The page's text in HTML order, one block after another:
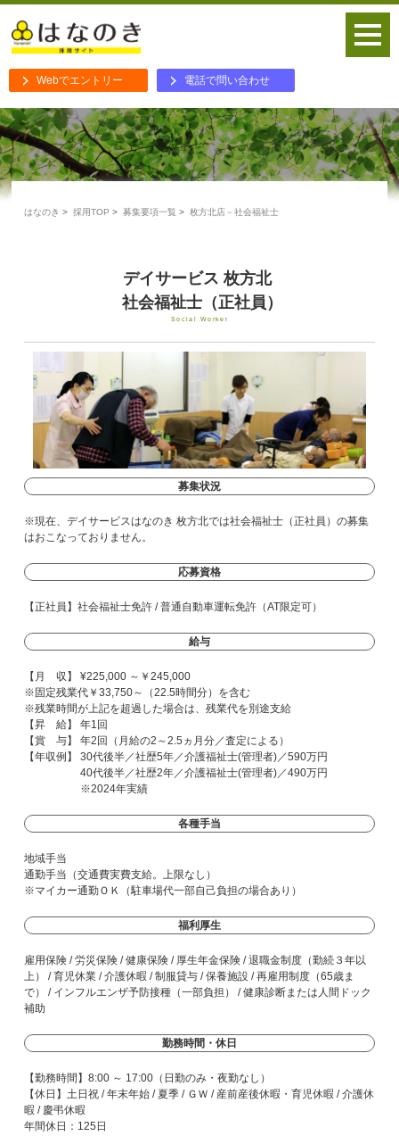
Webでエントリー 電話で問い合わせ
はなのき 採用TOP 募集要項一覧 枚方北店－社会福祉士
デイサービス 枚方北
社会福祉士（正社員）
Social Worker
募集状況
※現在、デイサービスはなのき 枚方北では社会福祉士（正社員）の募集
はおこなっておりません。
応募資格
【正社員】社会福祉士免許 / 普通自動車運転免許（AT限定可）
給与
【月 収】 ¥225,000 ～￥245,000
※固定残業代￥33,750～（22.5時間分）を含む
※残業時間が上記を超過した場合は、残業代を別途支給
【昇 給】 年1回
【賞 与】 年2回（月給の2～2.5ヵ月分／査定による）
【年収例】 30代後半／社歴5年／介護福祉士(管理者)／590万円
40代後半／社歴2年／介護福祉士(管理者)／490万円
※2024年実績
各種手当
地域手当
通勤手当（交通費実費支給。上限なし）
※マイカー通勤ＯＫ（駐車場代一部自己負担の場合あり）
福利厚生
雇用保険 / 労災保険 / 健康保険 / 厚生年金保険 / 退職金制度（勤続３年以
上） / 育児休業 / 介護休暇 / 制服貸与 / 保養施設 / 再雇用制度（65歳ま
で） / インフルエンザ予防接種（一部負担） / 健康診断または人間ドック
補助
勤務時間・休日
【勤務時間】8:00 ～ 17:00（日勤のみ・夜勤なし）
【休日】土日祝 / 年末年始 / 夏季 / ＧＷ / 産前産後休暇・育児休暇 / 介護休
暇 / 慶弔休暇
年間休日：125日